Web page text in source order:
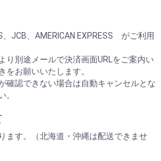
らお彼岸用仏花のご注文をいた
プス市へヤマト便にて配送いた
ら卒園式用アレンジメントのご
崎市川崎区へヤマト便にて配送
ら送別用花束のご注文をいただ
マト便にて配送いたしまし
らお誕生日用花束のご注文をい
へヤマト便にて配送いたしま
、JCB、AMERICAN EXPRESS がご利用
り別途メールで決済画面URLをご案内い
をお願いいたします。
確認できない場合は自動キャンセルとな
。
ます。（北海道・沖縄は配送できませ